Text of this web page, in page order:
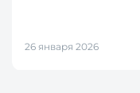
26 января 2026